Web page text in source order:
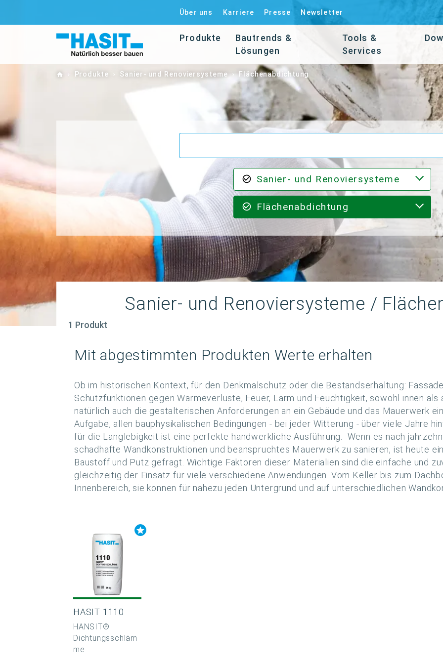
Über uns Karriere Presse Newsletter
Produkte
Bautrends &
Lösungen
Tools &
Services
HomeProdukte Sanier- und Renoviersysteme Flächenabdichtung
Sanier- und Renoviersysteme
Flächenabdichtung
Sanier- und Renoviersysteme /
1 Produkt
Mit abgestimmten Produkten Werte erhalten
Ob im historischen Kontext, für den Denkmalschutz oder die Bestandserhaltung:
Schutzfunktionen gegen Wärmeverluste, Feuer, Lärm und Feuchtigkeit, sowohl innen als
natürlich auch die gestalterischen Anforderungen an ein Gebäude und das Mauerwerk
Aufgabe, allen bauphysikalischen Bedingungen - bei jeder Witterung - über viele Jahre
für die Langlebigkeit ist eine perfekte handwerkliche Ausführung. Wenn es nach
schadhafte Wandkonstruktionen und beanspruchtes Mauerwerk zu sanieren, ist heute
Baustoff und Putz gefragt. Wichtige Faktoren dieser Materialien sind die einfache und
gleichzeitig der Einsatz für viele verschiedene Anwendungen. Vom Keller bis zum
Innenbereich, sie können für nahezu jeden Untergrund und auf unterschiedlichen
HASIT 1110
HANSIT®
Dichtungsschläm
me